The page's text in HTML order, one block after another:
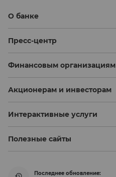
О банке
Пресс-центр
Финансовым организациям
Акционерам и инвесторам
Интерактивные услуги
Полезные сайты
Последнее обновление: